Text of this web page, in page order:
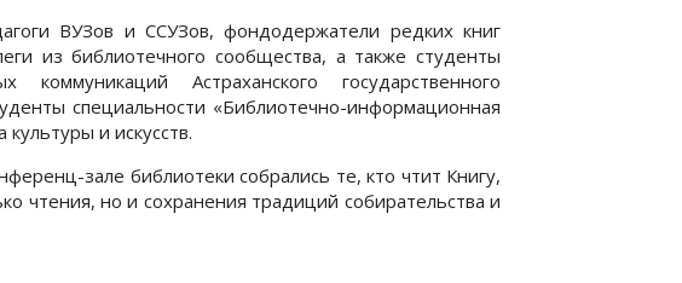
ВУЗов и ССУЗов, фондодержатели редких книг
из библиотечного сообщества, а также студенты
Астраханского государственного
специальности «Библиотечно-информационная
и искусств.
зале библиотеки собрались те, кто чтит Книгу,
чтения, но и сохранения традиций собирательства и